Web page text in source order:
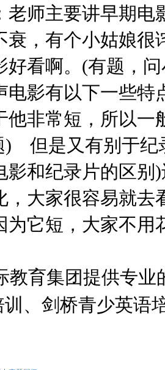
主要讲早期电
衰，有个小姑娘很
好看啊。(有题，
电影有以下一些特
他非常短，所以一
) 但是又有别于纪
影和纪录片的区
，大家很容易就去
为它短，大家不用
教育集团提供专业
训、剑桥青少英语